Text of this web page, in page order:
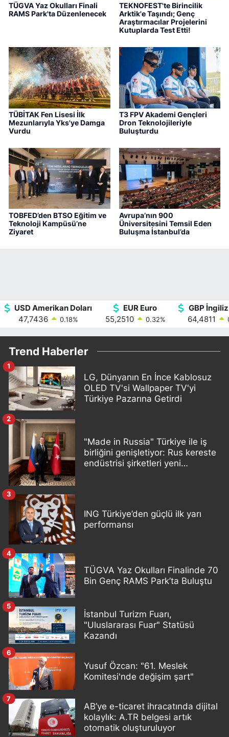
TÜGVA Yaz Okulları Finali
RAMS Park'ta Düzenlenecek
TEKNOFEST'te Birincilik
Arktik'e Taşındı; Genç
Araştırmacılar Projelerini
Kutuplarda Test Etti!
TÜBİTAK Fen Lisesi İlk
Mezunlarıyla Yks'ye Damga
Vurdu
T3 FPV Akademi Gençleri
Dron Teknolojileriyle
Buluşturdu
TOBFED’den BTSO Eğitim ve
Teknoloji Kampüsü’ne
Ziyaret
Avrupa’nın 900
Üniversitesini Temsil Eden
Buluşma İstanbul’da
USD Amerikan Doları
47,7436
0.18%
EUR Euro
55,2510
0.32%
GBP
64,4811
Trend Haberler
LG, Dünyanın En İnce Kablosuz
OLED TV'si Wallpaper TV'yi
Türkiye Pazarına Getirdi
1
"Made in Russia" Türkiye ile iş
birliğini genişletiyor: Rus kereste
endüstrisi şirketleri yeni
2
ING Türkiye’den güçlü ilk yarı
performansı
3
TÜGVA Yaz Okulları Finalinde 70
Bin Genç RAMS Park’ta Buluştu
4
İstanbul Turizm Fuarı,
"Uluslararası Fuar" Statüsü
Kazandı
5
Yusuf Özcan: "61. Meslek
Komitesi'nde değişim şart"
6
AB’ye e-ticaret ihracatında dijital
kolaylık: A.TR belgesi artık
otomatik oluşturuluyor
7